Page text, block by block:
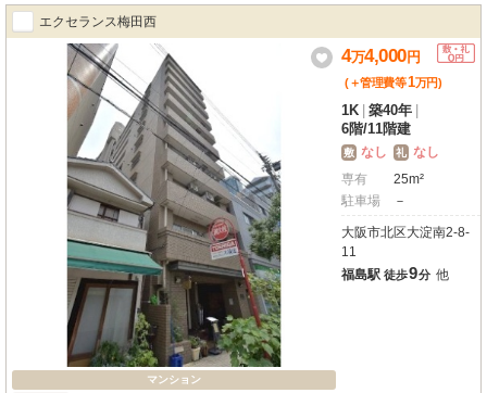
エクセランス梅田西
マンション
4万4,000円
(＋管理費等1万円)
1K 築40年
6階/11階建
敷 なし 礼 なし
専有
25m²
駐車場
－
大阪市北区大淀南2-8-
11
福島駅 徒歩9分 他